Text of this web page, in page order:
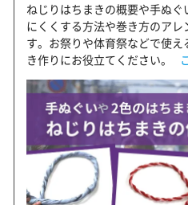
ねじりはちまきの概要や手ぬ
にくくする方法や巻き方のア
す。お祭りや体育祭などで使
き作りにお役立てください。